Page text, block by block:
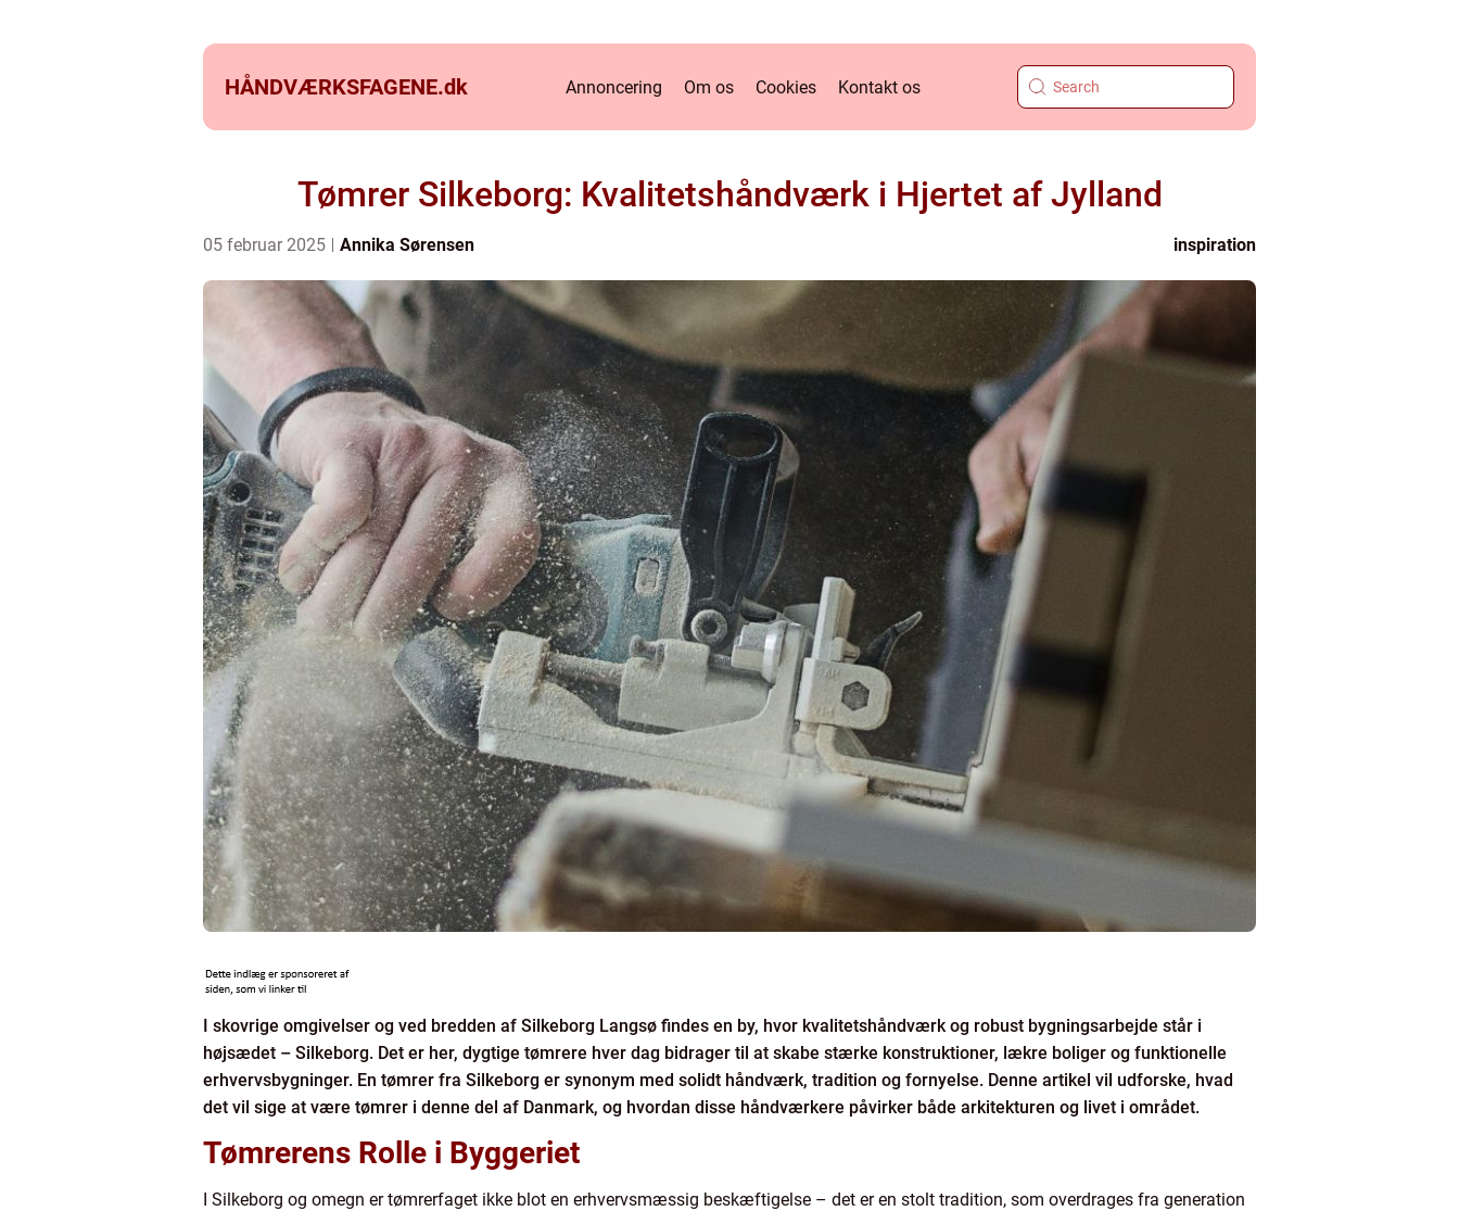
HÅNDVÆRKSFAGENE.dk Annoncering Om os Cookies Kontakt os
Tømrer Silkeborg: Kvalitetshåndværk i Hjertet af Jylland
05 februar 2025 Annika Sørensen inspiration
I skovrige omgivelser og ved bredden af Silkeborg Langsø findes en by, hvor kvalitetshåndværk og robust bygningsarbejde står i
højsædet – Silkeborg. Det er her, dygtige tømrere hver dag bidrager til at skabe stærke konstruktioner, lækre boliger og funktionelle
erhvervsbygninger. En tømrer fra Silkeborg er synonym med solidt håndværk, tradition og fornyelse. Denne artikel vil udforske, hvad
det vil sige at være tømrer i denne del af Danmark, og hvordan disse håndværkere påvirker både arkitekturen og livet i området.
Tømrerens Rolle i Byggeriet
I Silkeborg og omegn er tømrerfaget ikke blot en erhvervsmæssig beskæftigelse – det er en stolt tradition, som overdrages fra generation